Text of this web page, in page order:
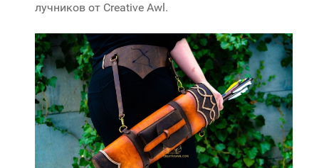
лучников от Creative Awl.